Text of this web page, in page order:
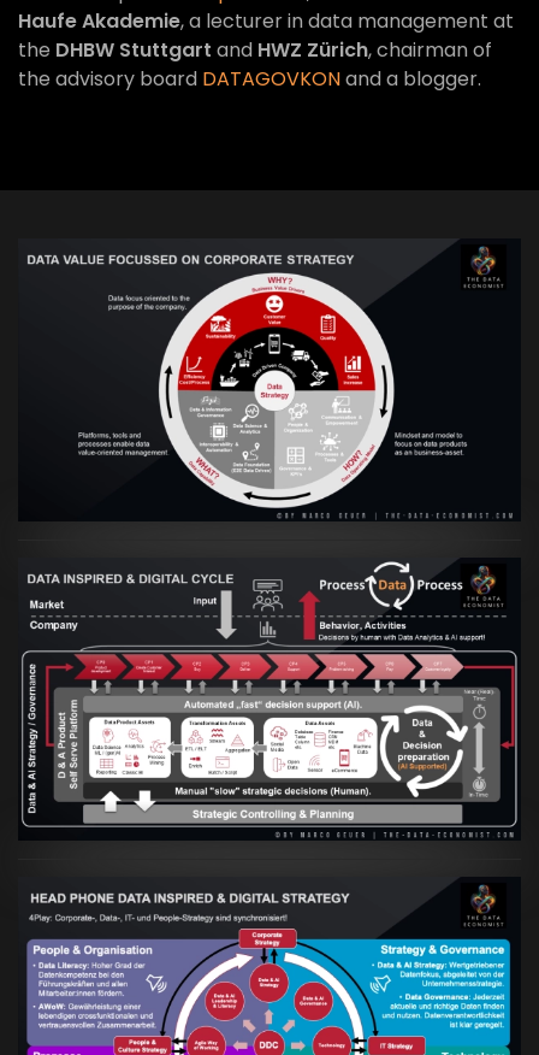
Haufe Akademie, a lecturer in data management at
the DHBW Stuttgart and HWZ Zürich, chairman of
the advisory board DATAGOVKONand a blogger.
VIEW
Artikel:Prozesse und Daten müssen Hand
in Hand gehen
VIEW
Artikel:Kennst Du schon die "Head Phone
Data Driven Strategy"?